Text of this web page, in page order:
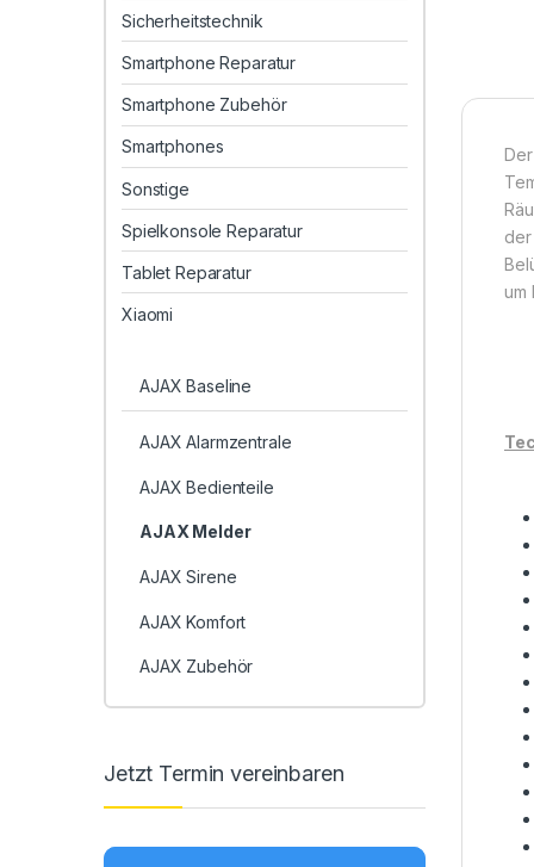
der
um
Sicherheitstechnik
Smartphone Reparatur
Smartphone Zubehör
Smartphones
Sonstige
Spielkonsole Reparatur
Tablet Reparatur
Xiaomi
AJAX Baseline
AJAX Alarmzentrale
AJAX Bedienteile
AJAX Melder
AJAX Sirene
AJAX Komfort
AJAX Zubehör
Jetzt Termin vereinbaren